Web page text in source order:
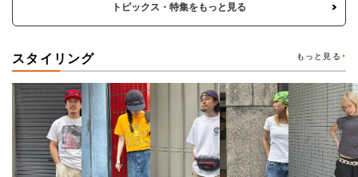
トピックス・特集をもっと見る
スタイリング もっと見る